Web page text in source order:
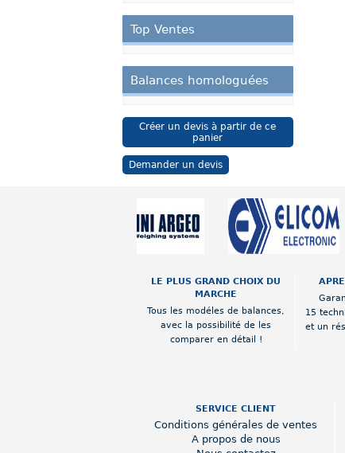
Top Ventes
Balances homologuées
Créer un devis à partir de ce
panier
Demander un devis
LE PLUS GRAND CHOIX DU
MARCHE
Tous les modéles de balances,
avec la possibilité de les
comparer en détail !
15
et un
SERVICE CLIENT
Conditions générales de ventes
A propos de nous